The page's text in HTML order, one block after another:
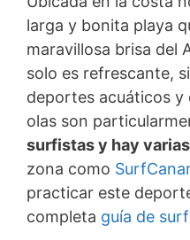
larga y bonita playa
maravillosa brisa del
solo es refrescante,
deportes acuáticos y
olas son
surfistas y hay
zona como
practicar este
completa guía de